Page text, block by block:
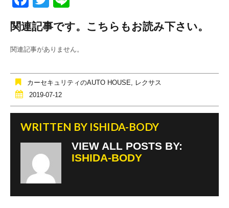
a
c
e
o
o
k
tt
er
e
関連記事です。こちらもお読み下さい。
関連記事がありません。
カーセキュリティのAUTO HOUSE, レクサス
2019-07-12
WRITTEN BY ISHIDA-BODY
VIEW ALL POSTS BY:
ISHIDA-BODY